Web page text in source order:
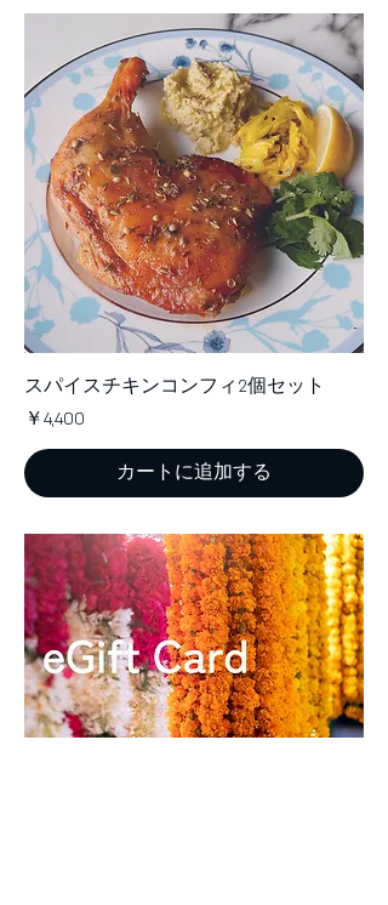
スパイスチキンコンフィ2個セット
価格
￥4,400
カートに追加する